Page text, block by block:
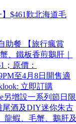
$461歎北海道毛
助餐 【旅行瘋賞
、鐵板香煎鵝肝｜
原價：
至4月8日開售適
立即訂購
另增設一系列節日限
尾酒及DIY迷你朱古
龍蝦、毛蟹、鵝肝